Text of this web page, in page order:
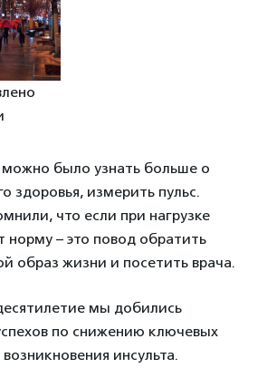
было узнать больше о
здоровья, измерить пульс.
что если при нагрузке
норму – это повод обратить
образ жизни и посетить врача.
мы добились
по снижению ключевых
инсульта.